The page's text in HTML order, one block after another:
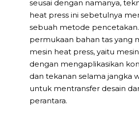
seusai dengan namanya,
heat press ini sebetulnya
sebuah metode
permukaan bahan tas yang
mesin heat press, yaitu
dengan mengaplikasikan
dan tekanan selama jangka
untuk mentransfer desain
perantara.